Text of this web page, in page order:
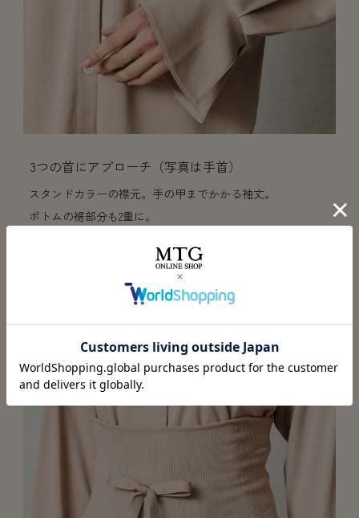
3つの首にアプローチ（写真は手首）
スタンドカラーの襟元。手の甲までかかる袖丈。
ボトムの裾部分も2重に。